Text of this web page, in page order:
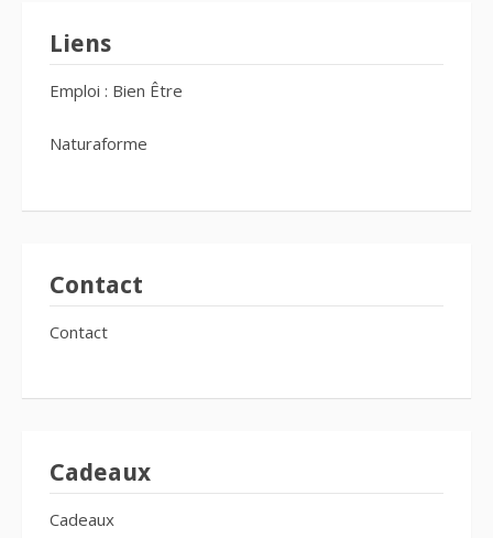
Liens
Emploi : Bien Être
Naturaforme
Contact
Contact
Cadeaux
Cadeaux